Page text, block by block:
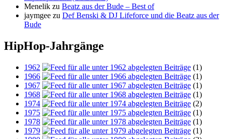
Menelik zu Beatz aus der Bude – Best of
jaymgee zu Def Benski & DJ Lifeforce und die Beatz aus der
Bude
HipHop-Jahrgänge
1962
(1)
1966
(1)
1967
(1)
1968
(1)
1974
(2)
1975
(1)
1978
(1)
1979
(1)